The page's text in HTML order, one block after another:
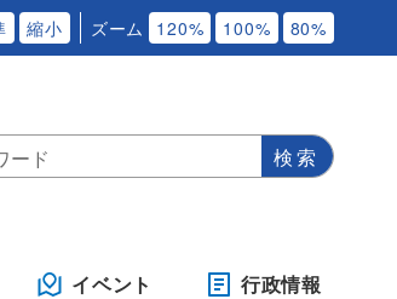
縮小 ズーム 120% 100% 80%
イベント 行政情報